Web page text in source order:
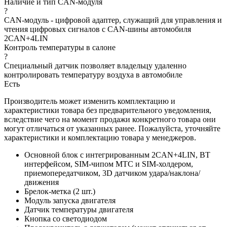
Наличие и тип CAN-модуля
?
CAN-модуль - цифровой адаптер, служащий для управления и
чтения цифровых сигналов с CAN-шины автомобиля
2CAN+4LIN
Контроль температуры в салоне
?
Специальный датчик позволяет владельцу удаленно
контролировать температуру воздуха в автомобиле
Есть
Производитель может изменить комплектацию и
характеристики товара без предварительного уведомления,
вследствие чего на момент продажи конкретного товара они
могут отличаться от указанных ранее. Пожалуйста, уточняйте
характеристики и комплектацию товара у менеджеров.
Основной блок с интегрированным 2CAN+4LIN, BT
интерфейсом, SIM-чипом МТС и SIM-холдером,
приемопередатчиком, 3D датчиком удара/наклона/
движения
Брелок-метка (2 шт.)
Модуль запуска двигателя
Датчик температуры двигателя
Кнопка со светодиодом